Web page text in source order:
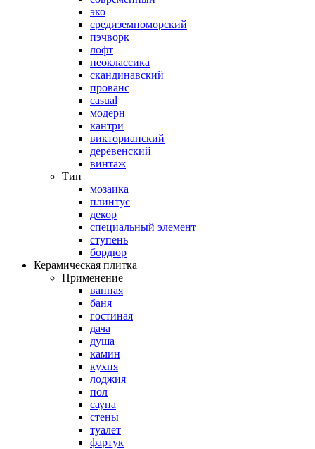
эко
средиземноморский
пэчворк
лофт
неоклассика
скандинавский
прованс
casual
модерн
кантри
викторианский
деревенский
винтаж
Тип
мозаика
плинтус
декор
специальный элемент
ступень
бордюр
Керамическая плитка
Применение
ванная
баня
гостиная
дача
душа
камин
кухня
лоджия
пол
сауна
стены
туалет
фартук